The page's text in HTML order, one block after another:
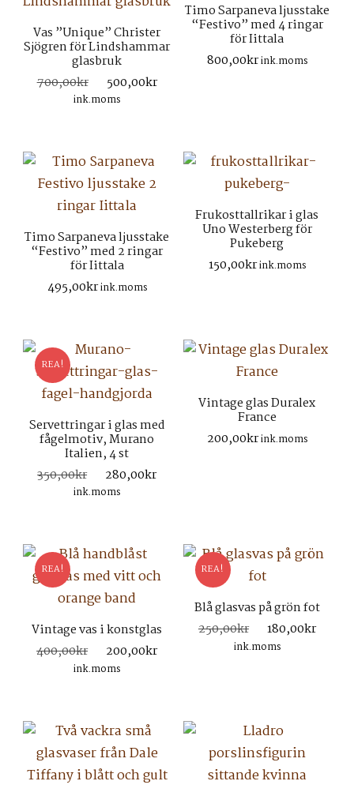
Vas ”Unique” Christer
Sjögren för Lindshammar
glasbruk
700,00kr
Det
ursprungliga
500,00kr
500,00kr.
ink.moms
Timo Sarpaneva ljusstake
“Festivo” med 4 ringar
för Iittala
800,00krink.moms
Timo Sarpaneva ljusstake
“Festivo” med 2 ringar
för Iittala
495,00krink.moms
Frukosttallrikar i glas
Uno Westerberg för
Pukeberg
150,00krink.moms
REA!
Servettringar i glas med
fågelmotiv, Murano
Italien, 4 st
350,00kr
Det
ursprungliga
280,00kr
280,00kr.
ink.moms
Vintage glas Duralex
France
200,00krink.moms
REA!
Vintage vas i konstglas
400,00kr
Det
ursprungliga
200,00kr
200,00kr.
ink.moms
REA!
Blå glasvas på grön fot
250,00kr
Det
ursprungliga
180,00kr
ink.moms